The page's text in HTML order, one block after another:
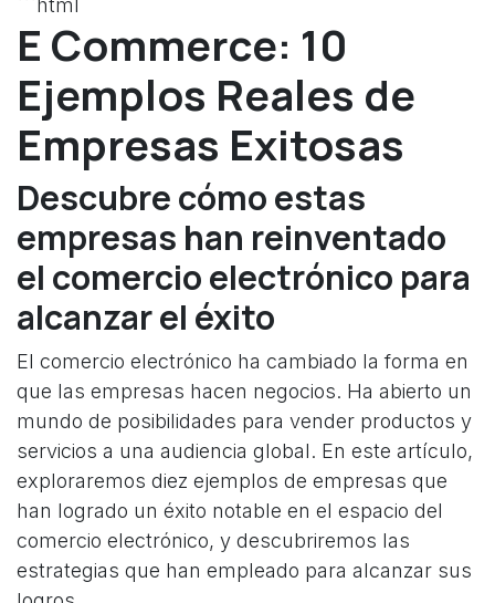
```html
E Commerce: 10
Ejemplos Reales de
Empresas Exitosas
Descubre cómo estas
empresas han reinventado
el comercio electrónico para
alcanzar el éxito
El comercio electrónico ha cambiado la forma en
que las empresas hacen negocios. Ha abierto un
mundo de posibilidades para vender productos y
servicios a una audiencia global. En este artículo,
exploraremos diez ejemplos de empresas que
han logrado un éxito notable en el espacio del
comercio electrónico, y descubriremos las
estrategias que han empleado para alcanzar sus